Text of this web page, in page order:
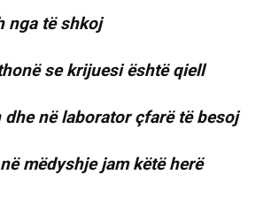
nga të shkoj
se krijuesi është qiell
në laborator çfarë të besoj
mëdyshje jam këtë herë